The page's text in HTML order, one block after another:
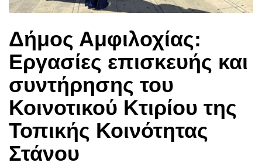
Δήμος Αμφιλοχίας:
Εργασίες επισκευής και
συντήρησης του
Κοινοτικού Κτιρίου της
Τοπικής Κοινότητας
Στάνου